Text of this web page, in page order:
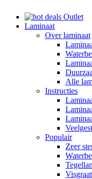
Outlet
Laminaat
Over laminaat
Alle
Instructies
Populair
Zeer